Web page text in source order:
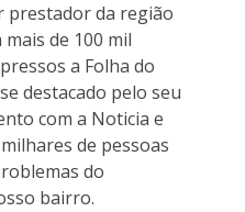
prestador da região
de 100 mil
a Folha do
destacado pelo seu
com a Noticia e
de pessoas
do
bairro.